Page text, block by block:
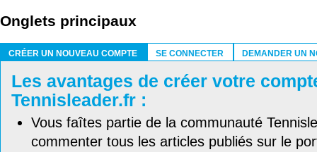
Onglets principaux
CRÉER UN NOUVEAU COMPTE
SE CONNECTER DEMANDER UN
Les avantages de créer votre
Tennisleader.fr :
Vous faîtes partie de la communauté
commenter tous les articles publiés sur le